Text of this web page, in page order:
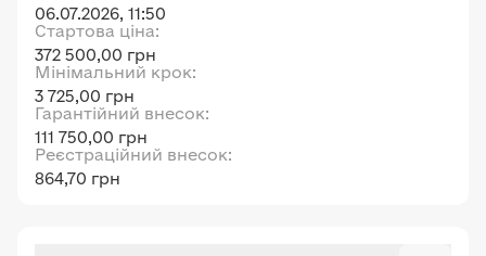
06.07.2026, 11:50
Стартова ціна:
372 500,00 грн
Мінімальний крок:
3 725,00 грн
Гарантійний внесок:
111 750,00 грн
Реєстраційний внесок:
864,70 грн